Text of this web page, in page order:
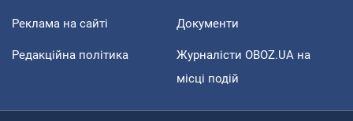
Реклама на сайті Документи
Редакційна політика
Журналісти OBOZ.UA на
місці подій